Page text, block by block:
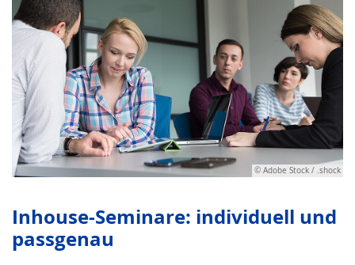
© Adobe Stock / .shock
Inhouse-Seminare: individuell und
passgenau